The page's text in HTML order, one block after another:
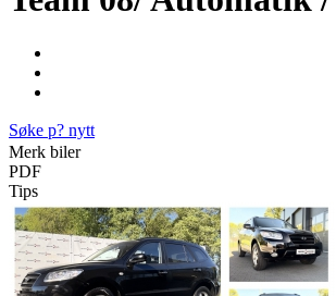
Søke p? nytt
Merk biler
PDF
Tips